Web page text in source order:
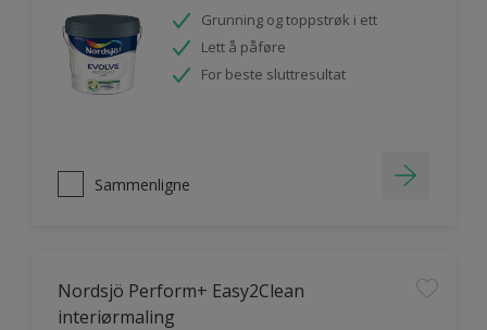
Grunning og toppstrøk i ett
Lett å påføre
For beste sluttresultat
Sammenligne
Nordsjö Perform+ Easy2Clean
interiørmaling